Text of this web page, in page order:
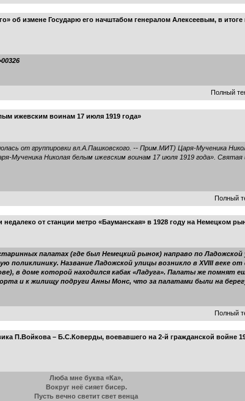
об измене Государю его начштабом генералом Алексеевым, в
Полный
ижевским воинам 17 июля 1919 года»
от группировки вл.А.Пашковского. -- Прим.МИТ) Царя-Мученика
Мученика Николая белым ижевским воинам 17 июля 1919 года».
Полный
от станции метро «Бауманская» в 1928 году на Немецком
палатах (где был Немецкий рынок) направо по
поликлинику. Название Ладожской улицы возникло в XVIII веке
в доме которой находился кабак «Ладуга». Палаты же помнят
и к жилищу подруги Анны Монс, что за палатами были на
Полный
П.Войкова – Б.С.Коверды, воевавшего на 2-й гражданской войне
Люба мне буква «Ка»,
Вокруг неё сияет бисер.
Пусть вечно светит свет венца